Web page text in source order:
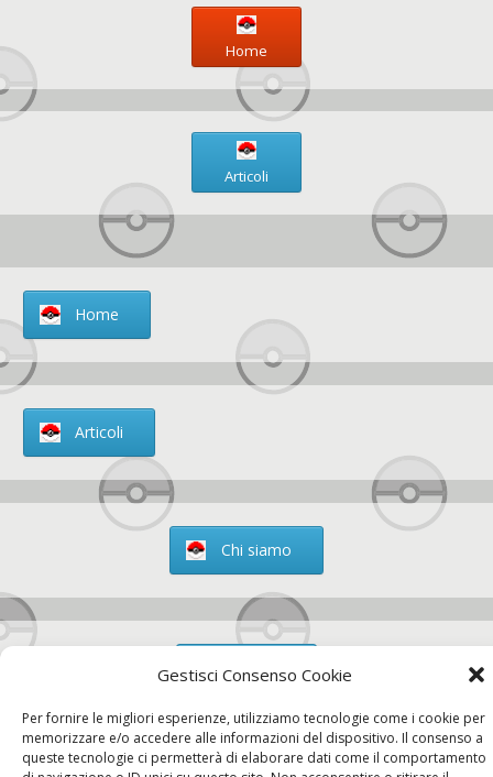
Gestisci Consenso Cookie
Per fornire le migliori esperienze, utilizziamo tecnologie come i cookie per
memorizzare e/o accedere alle informazioni del dispositivo. Il consenso a
queste tecnologie ci permetterà di elaborare dati come il comportamento
Home
Articoli
Home
Articoli
Chi siamo
Contatti
Chi siamo Contatti Privacy Policy